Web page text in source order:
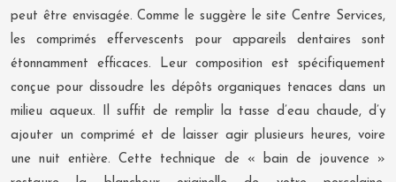
peut être envisagée. Comme le suggère le site Centre Services,
les comprimés effervescents pour appareils dentaires sont
étonnamment efficaces. Leur composition est spécifiquement
conçue pour dissoudre les dépôts organiques tenaces dans un
milieu aqueux. Il suffit de remplir la tasse d’eau chaude, d’y
ajouter un comprimé et de laisser agir plusieurs heures, voire
une nuit entière. Cette technique de « bain de jouvence »